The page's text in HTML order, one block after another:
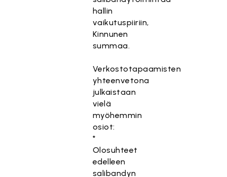
hallin
vaikutuspiiriin,
Kinnunen
summaa.
Verkostotapaamisten
yhteenvetona
julkaistaan
vielä
myöhemmin
osiot:
*
Olosuhteet
edelleen
salibandyn